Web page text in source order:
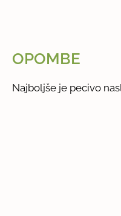
OPOMBE
Najboljše je pecivo